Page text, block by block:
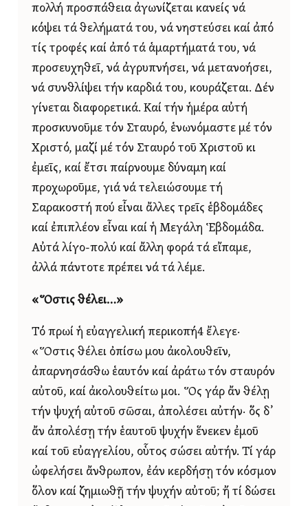
πολλή προσπάθεια ἀγωνίζεται κανείς νά
κόψει τά θελήματά του, νά νηστεύσει καί ἀπό
τίς τροφές καί ἀπό τά ἁμαρτήματά του, νά
προσευχηθεῖ, νά ἀγρυπνήσει, νά μετανοήσει,
νά συνθλίψει τήν καρδιά του, κουράζεται. Δέν
γίνεται διαφορετικά. Καί τήν ἡμέρα αὐτή
προσκυνοῦμε τόν Σταυρό, ἑνωνόμαστε μέ τόν
Χριστό, μαζί μέ τόν Σταυρό τοῦ Χριστοῦ κι
ἐμεῖς, καί ἔτσι παίρνουμε δύναμη καί
προχωροῦμε, γιά νά τελειώσουμε τή
Σαρακοστή πού εἶναι ἄλλες τρεῖς ἑβδομάδες
καί ἐπιπλέον εἶναι καί ἡ Μεγάλη Ἑβδομάδα.
Αὐτά λίγο-πολύ καί ἄλλη φορά τά εἴπαμε,
ἀλλά πάντοτε πρέπει νά τά λέμε.
«Ὅστις θέλει…»
Τό πρωί ἡ εὐαγγελική περικοπή4 ἔλεγε·
«Ὅστις θέλει ὀπίσω μου ἀκολουθεῖν,
ἀπαρνησάσθω ἑαυτόν καί ἀράτω τόν σταυρόν
αὐτοῦ, καί ἀκολουθείτω μοι. Ὅς γάρ ἄν θέλῃ
τήν ψυχή αὐτοῦ σῶσαι, ἀπολέσει αὐτήν· ὅς δ᾿
ἄν ἀπολέσῃ τήν ἑαυτοῦ ψυχήν ἕνεκεν ἐμοῦ
καί τοῦ εὐαγγελίου, οὗτος σώσει αὐτήν. Τί γάρ
ὠφελήσει ἄνθρωπον, ἐάν κερδήσῃ τόν κόσμον
ὅλον καί ζημιωθῇ τήν ψυχήν αὐτοῦ; ἤ τί δώσει